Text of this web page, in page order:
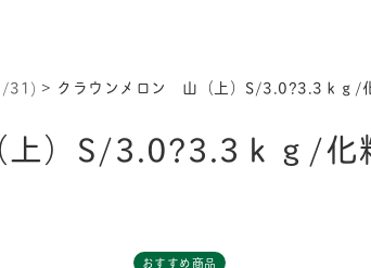
31) > クラウンメロン 山（上）S/3.0?3.3ｋｇ/
）S/3.0?3.3ｋｇ/化
おすすめ商品